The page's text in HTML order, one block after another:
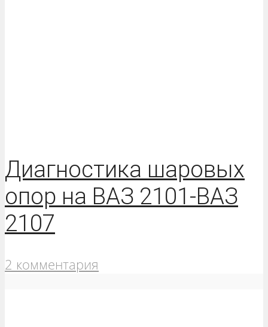
Диагностика шаровых
опор на ВАЗ 2101-ВАЗ
2107
2 комментария